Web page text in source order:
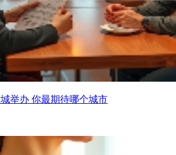
举办 你最期待哪个城市